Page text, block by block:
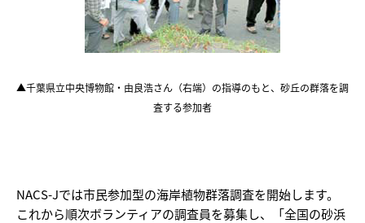
▲千葉県立中央博物館・由良浩さん（右端）の指導のもと、砂丘の群落を調
査する参加者
NACS-Jでは市民参加型の海岸植物群落調査を開始します。
これから順次ボランティアの調査員を募集し、「全国の砂浜